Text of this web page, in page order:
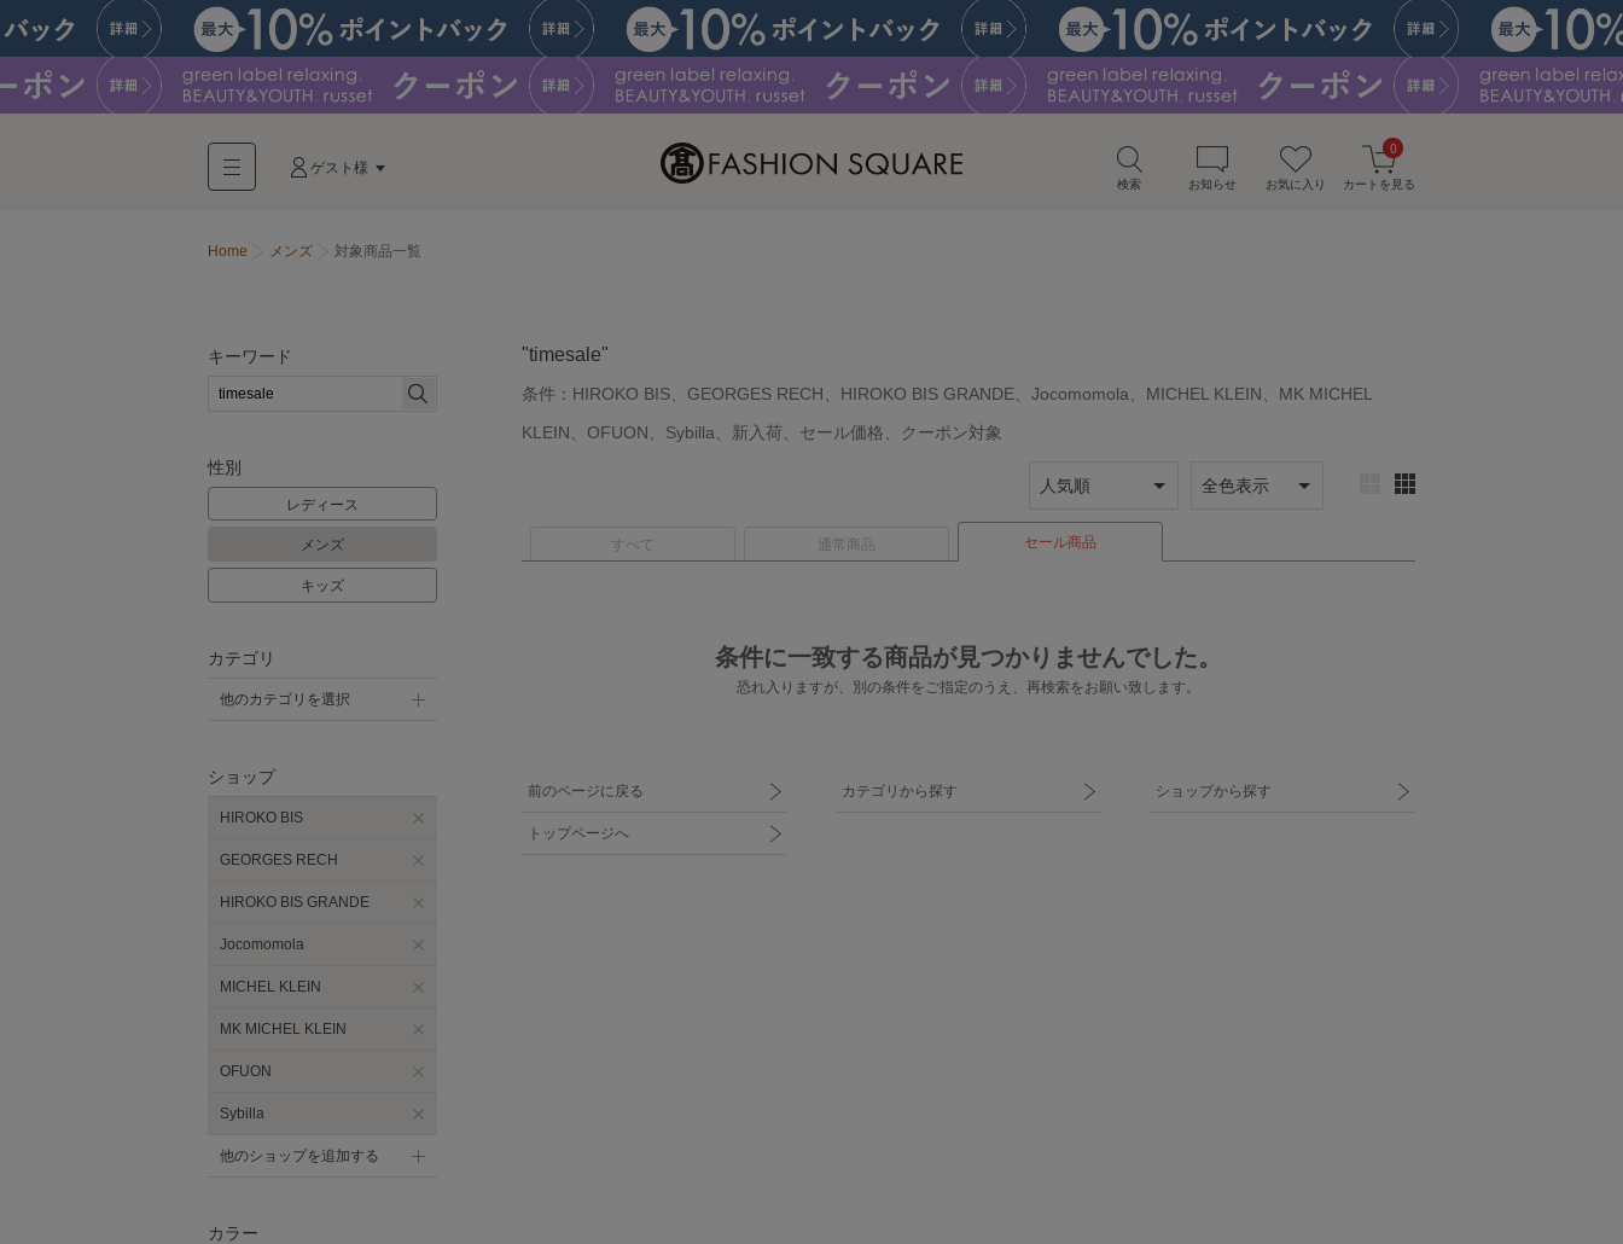
ゲスト様
検索 お知らせ お気に入り カートを見る
0
Home メンズ 対象商品一覧
"timesale"
条件： HIROKO BIS、GEORGES RECH、HIROKO BIS GRANDE、Jocomomola、MICHEL KLEIN、MK MICHEL
KLEIN、OFUON、Sybilla、新入荷、セール価格、クーポン対象
すべて 通常商品 セール商品
条件に一致する商品が見つかりませんでした。
恐れ入りますが、別の条件をご指定のうえ、 再検索をお願い致します。
前のページに戻る カテゴリから探す ショップから探す
トップページへ
キーワード
性別
レディース
メンズ
キッズ
カテゴリ
他のカテゴリを選択
ショップ
HIROKO BIS
GEORGES RECH
HIROKO BIS GRANDE
Jocomomola
MICHEL KLEIN
MK MICHEL KLEIN
OFUON
Sybilla
他のショップを追加する
カラー